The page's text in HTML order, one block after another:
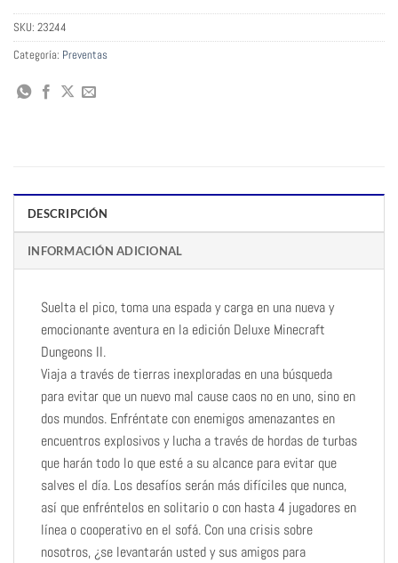
SKU: 23244
Categoría: Preventas
DESCRIPCIÓN
INFORMACIÓN ADICIONAL
Suelta el pico, toma una espada y carga en una nueva y
emocionante aventura en la edición Deluxe Minecraft
Dungeons II.
Viaja a través de tierras inexploradas en una búsqueda
para evitar que un nuevo mal cause caos no en uno, sino en
dos mundos. Enfréntate con enemigos amenazantes en
encuentros explosivos y lucha a través de hordas de turbas
que harán todo lo que esté a su alcance para evitar que
salves el día. Los desafíos serán más difíciles que nunca,
así que enfréntelos en solitario o con hasta 4 jugadores en
línea o cooperativo en el sofá. Con una crisis sobre
nosotros, ¿se levantarán usted y sus amigos para